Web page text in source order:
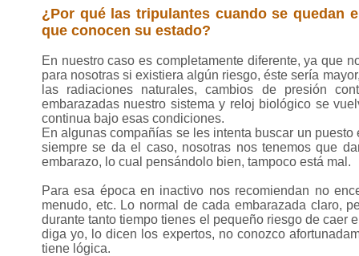
¿Por qué las tripulantes cuando se quedan
que conocen su estado?
En nuestro caso es completamente diferente, ya que
para nosotras si existiera algún riesgo, éste sería
las radiaciones naturales, cambios de presión
embarazadas nuestro sistema y reloj biológico se
continua bajo esas condiciones.
En algunas compañías se les intenta buscar un
siempre se da el caso, nosotras nos tenemos que
embarazo, lo cual pensándolo bien, tampoco está mal.
Para esa época en inactivo nos recomiendan no
menudo, etc. Lo normal de cada embarazada claro,
durante tanto tiempo tienes el pequeño riesgo de caer
diga yo, lo dicen los expertos, no conozco
tiene lógica.